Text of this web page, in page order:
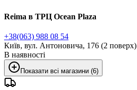
Reima в ТРЦ Ocean Plaza
+38(063) 988 08 54
Київ, вул. Антоновича, 176 (2 поверх)
В наявності
Показати всі магазини (6)